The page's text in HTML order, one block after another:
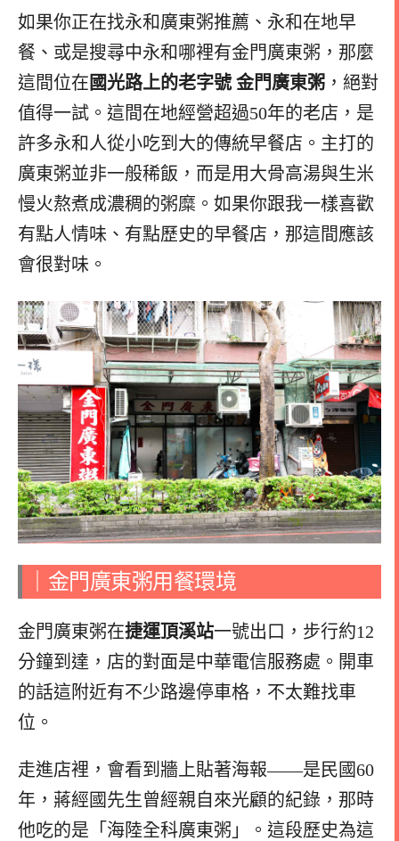
如果你正在找永和廣東粥推薦、永和在地早
餐、或是搜尋中永和哪裡有金門廣東粥，那麼
這間位在國光路上的老字號 金門廣東粥 ，絕對
值得一試。這間在地經營超過50年的老店，是
許多永和人從小吃到大的傳統早餐店。 主打的
廣東粥並非一般稀飯，而是用大骨高湯與生米
慢火熬煮成濃稠的粥糜。如果你跟我一樣喜歡
有點人情味、有點歷史的早餐店，那這間應該
會很對味。
｜金門廣東粥用餐環境
金門廣東粥在捷運頂溪站一號出口，步行約12
分鐘到達，店的對面是中華電信服務處。開車
的話這附近有不少路邊停車格，不太難找車
位。
走進店裡，會看到牆上貼著海報——是民國60
年，蔣經國先生曾經親自來光顧的紀錄，那時
他吃的是「海陸全科廣東粥」。這段歷史為這